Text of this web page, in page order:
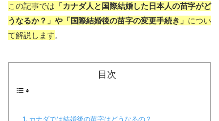
この記事では 「カナダ人と国際結婚した日本人の苗字がど
うなるか？」や「国際結婚後の苗字の変更手続き」 につい
て解説します。
目次
カナダでは結婚後の苗字はどうなるの？